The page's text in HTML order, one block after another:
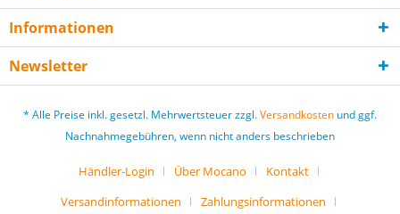
Informationen
Newsletter
* Alle Preise inkl. gesetzl. Mehrwertsteuer zzgl.Versandkosten und ggf.
Nachnahmegebühren, wenn nicht anders beschrieben
Händler-Login Über Mocano
Kontakt
Versandinformationen
Zahlungsinformationen